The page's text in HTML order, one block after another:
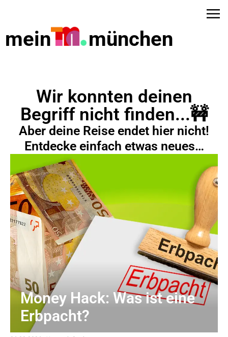
mein münchen
Wir konnten deinen
Begriff nicht finden...🚧
Aber deine Reise endet hier nicht!
Entdecke einfach etwas neues…
Money Hack: Was ist eine
Erbpacht?